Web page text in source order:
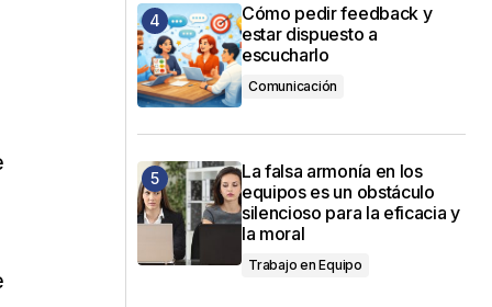
Cómo pedir feedback y
estar dispuesto a
escucharlo
Comunicación
La falsa armonía en los
equipos es un obstáculo
silencioso para la eficacia y
la moral
Trabajo en Equipo